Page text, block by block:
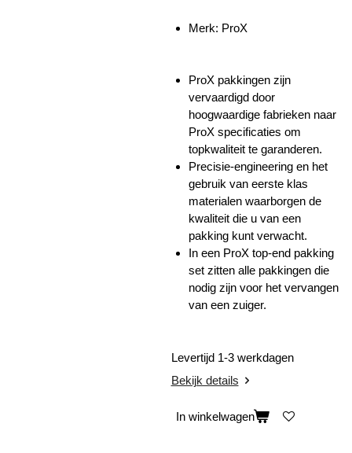
Merk: ProX
ProX pakkingen zijn
vervaardigd door
hoogwaardige fabrieken naar
ProX specificaties om
topkwaliteit te garanderen.
Precisie-engineering en het
gebruik van eerste klas
materialen waarborgen de
kwaliteit die u van een
pakking kunt verwacht.
In een ProX top-end pakking
set zitten alle pakkingen die
nodig zijn voor het vervangen
van een zuiger.
Levertijd 1-3 werkdagen
Bekijk details
In winkelwagen